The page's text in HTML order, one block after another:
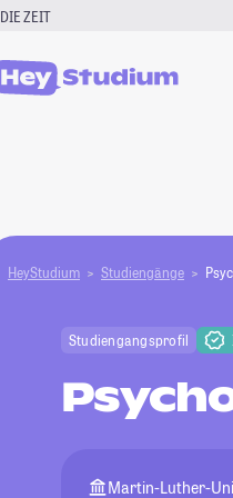
DIE ZEIT
HeyStudium Studiengänge
Studiengangsprofil
Martin-Luther-